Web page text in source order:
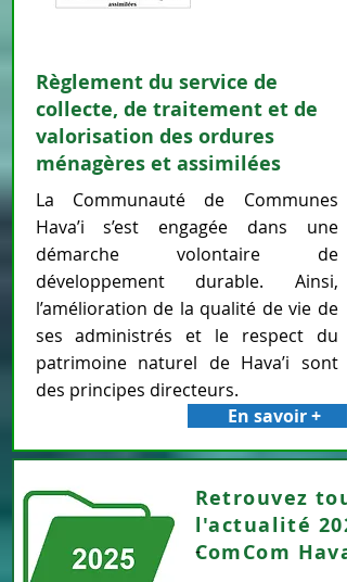
Règlement du service de
collecte, de traitement et de
valorisation des ordures
ménagères et assimilées
La Communauté de Communes
Hava’i s’est engagée dans une
démarche volontaire de
développement durable. Ainsi,
l’amélioration de la qualité de vie de
ses administrés et le respect du
patrimoine naturel de Hava’i sont
des principes directeurs.
En savoir +
Retrouvez
l'actualité
ComCom
-